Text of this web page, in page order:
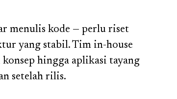
menulis kode — perlu riset
yang stabil. Tim in-house
hingga aplikasi tayang
setelah rilis.